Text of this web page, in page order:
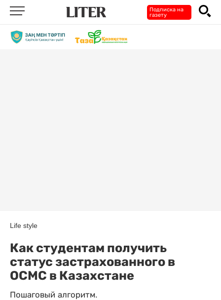
Подписка на
газету
Life style
Как студентам получить
статус застрахованного в
ОСМС в Казахстане
Пошаговый алгоритм.